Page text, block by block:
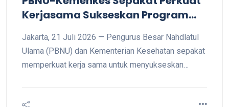
Kerjasama Sukseskan Program
Masyarakat
Jakarta, 21 Juli 2026 — Pengurus Besar Nahdlatul
Ulama (PBNU) dan Kementerian Kesehatan sepakat
memperkuat kerja sama untuk menyukseskan